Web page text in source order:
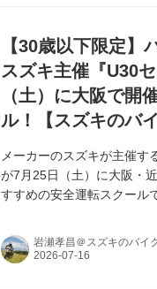
【30歳以下限定】
スズキ主催『U30
（土）に大阪で開
ル！【スズキのバ
メーカーのスズキが主催す
が7月25日（土）に大阪・
すすめの安全運転スクール
岩瀬孝昌＠スズキのバイ